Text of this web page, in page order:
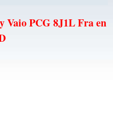
Vaio PCG 8J1L Fra en